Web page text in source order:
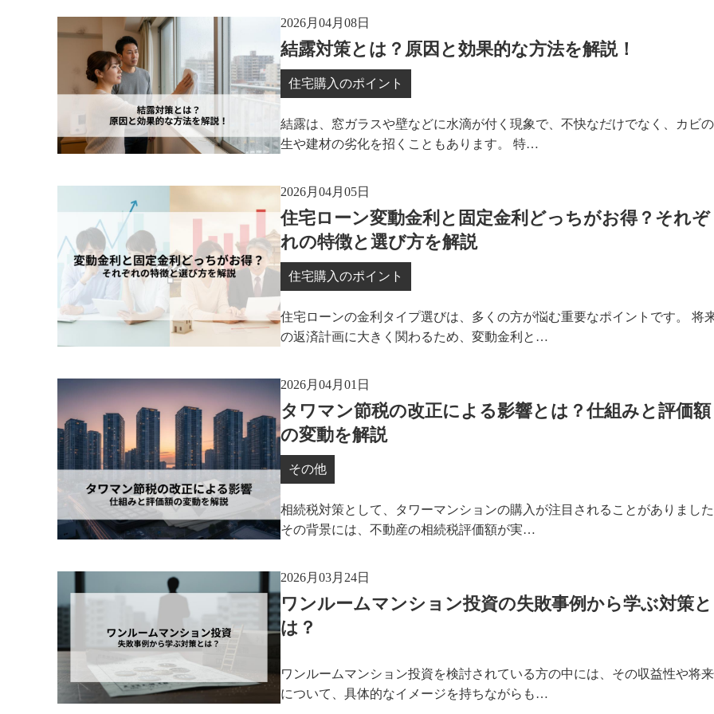
2026月04月08日
結露対策とは？原因と効果的な方法を解説！
住宅購入のポイント
結露は、窓ガラスや壁などに水滴が付く現象で、不快なだけでなく、カビ
生や建材の劣化を招くこともあります。 特…
2026月04月05日
住宅ローン変動金利と固定金利どっちがお得？それぞ
れの特徴と選び方を解説
住宅購入のポイント
住宅ローンの金利タイプ選びは、多くの方が悩む重要なポイントです。 将
の返済計画に大きく関わるため、変動金利と…
2026月04月01日
タワマン節税の改正による影響とは？仕組みと評価額
の変動を解説
その他
相続税対策として、タワーマンションの購入が注目されることがありまし
その背景には、不動産の相続税評価額が実…
2026月03月24日
ワンルームマンション投資の失敗事例から学ぶ対策と
は？
ワンルームマンション投資を検討されている方の中には、その収益性や将
について、具体的なイメージを持ちながらも…